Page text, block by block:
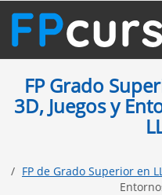
FP Grado
3D, Juegos y
FP de Grado Superior en